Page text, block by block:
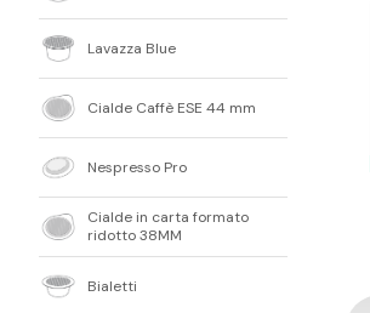
Lavazza Blue
Cialde Caffè ESE 44 mm
Nespresso Pro
Cialde in carta formato
ridotto 38MM
Bialetti